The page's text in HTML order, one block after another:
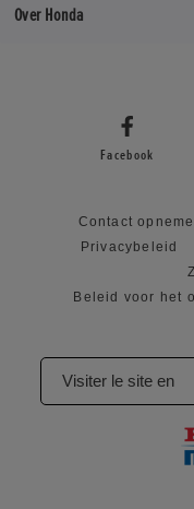
Over Honda
Facebook
Contact
Privacybeleid
Beleid voor het
Visiter le site en